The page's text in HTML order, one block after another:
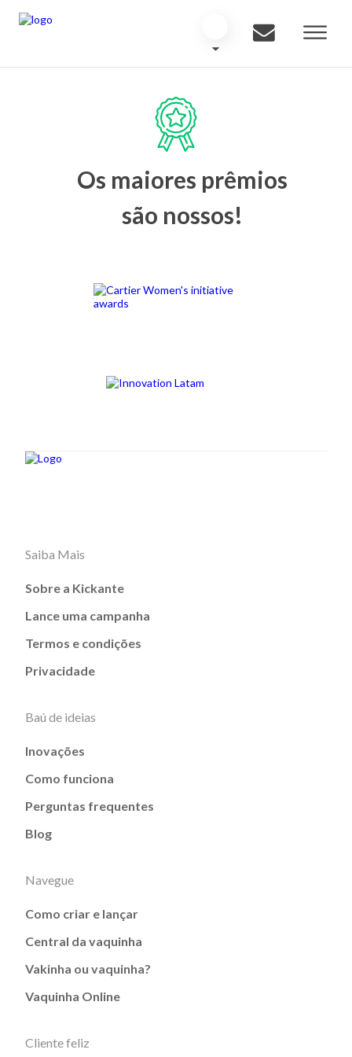
Os maiores prêmios
são nossos!
Saiba Mais
Sobre a Kickante
Lance uma campanha
Termos e condições
Privacidade
Baú de ideias
Inovações
Como funciona
Perguntas frequentes
Blog
Navegue
Como criar e lançar
Central da vaquinha
Vakinha ou vaquinha?
Vaquinha Online
Cliente feliz